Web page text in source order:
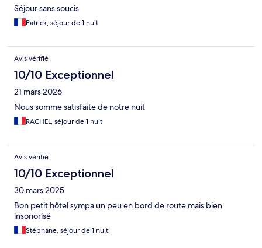
Séjour sans soucis
Patrick, séjour de 1 nuit
Avis vérifié
10/10 Exceptionnel
21 mars 2026
Nous somme satisfaite de notre nuit
RACHEL, séjour de 1 nuit
Avis vérifié
10/10 Exceptionnel
30 mars 2025
Bon petit hôtel sympa un peu en bord de route mais bien
insonorisé
Stéphane, séjour de 1 nuit